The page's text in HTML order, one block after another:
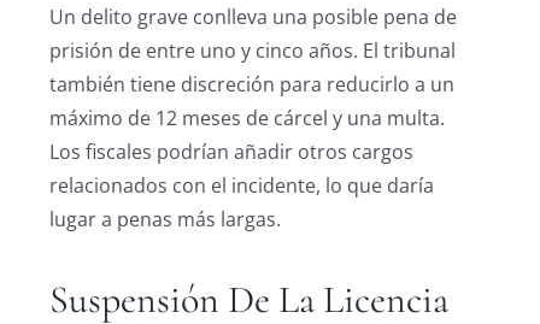
Un delito grave conlleva una posible pena de
prisión de entre uno y cinco años. El tribunal
también tiene discreción para reducirlo a un
máximo de 12 meses de cárcel y una multa.
Los fiscales podrían añadir otros cargos
relacionados con el incidente, lo que daría
lugar a penas más largas.
Suspensión De La Licencia